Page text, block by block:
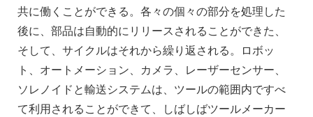
共に働くことができる。各々の個々の部分を処理した
後に、部品は自動的にリリースされることができた、
そして、サイクルはそれから繰り返される。ロボッ
ト、オートメーション、カメラ、レーザーセンサー、
ソレノイドと輸送システムは、ツールの範囲内ですべ
て利用されることができて、しばしばツールメーカー